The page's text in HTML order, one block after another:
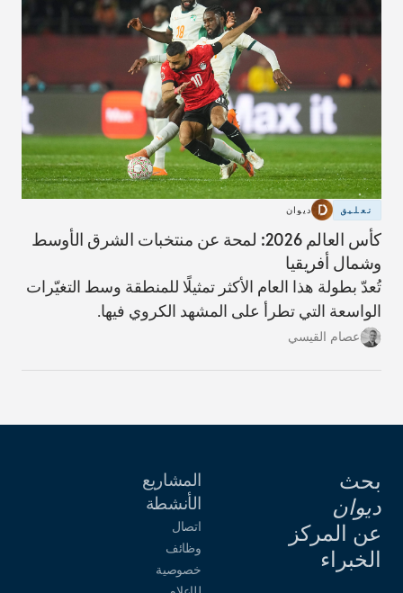
تعليق ديوان
كأس العالم 2026: لمحة عن منتخبات الشرق الأوسط
وشمال أفريقيا
تُعدّ بطولة هذا العام الأكثر تمثيلًا للمنطقة وسط التغيّرات
الواسعة التي تطرأ على المشهد الكروي فيها.
عصام القيسي
بحث
ديوان
عن المركز
الخبراء
المشاريع
الأنشطة
اتصال
وظائف
خصوصية